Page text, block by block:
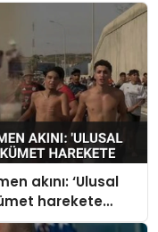
akını: ‘Ulusal
harekete